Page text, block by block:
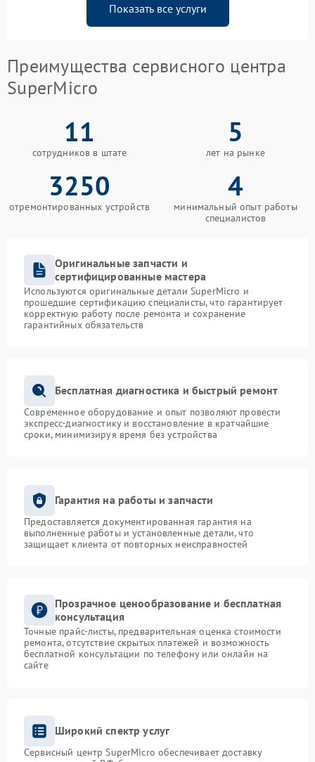
Показать все услуги
Преимущества сервисного центра
SuperMicro
11
сотрудников в штате
5
лет на рынке
3250
отремонтированных устройств
4
минимальный опыт работы
специалистов
Оригинальные запчасти и
сертифицированные мастера
Используются оригинальные детали SuperMicro и
прошедшие сертификацию специалисты, что гарантирует
корректную работу после ремонта и сохранение
гарантийных обязательств
Бесплатная диагностика и быстрый ремонт
Современное оборудование и опыт позволяют провести
экспресс-диагностику и восстановление в кратчайшие
сроки, минимизируя время без устройства
Гарантия на работы и запчасти
Предоставляется документированная гарантия на
выполненные работы и установленные детали, что
защищает клиента от повторных неисправностей
Прозрачное ценообразование и бесплатная
консультация
Точные прайс-листы, предварительная оценка стоимости
ремонта, отсутствие скрытых платежей и возможность
бесплатной консультации по телефону или онлайн на
сайте
Широкий спектр услуг
Сервисный центр SuperMicro обеспечивает доставку